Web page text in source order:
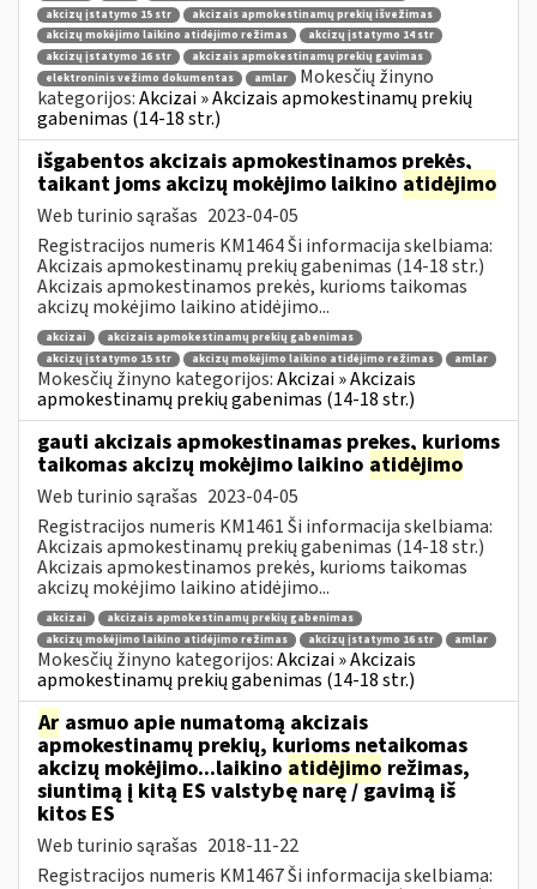
akcizų įstatymo 15 str
akcizais apmokestinamų prekių išvežimas
akcizų mokėjimo laikino atidėjimo režimas
akcizų įstatymo 14 str
akcizų įstatymo 16 str
akcizais apmokestinamų prekių gavimas
elektroninis vežimo dokumentas
amlar
Mokesčių žinyno
kategorijos:Akcizai » Akcizais apmokestinamų prekių
gabenimas (14-18 str.)
išgabentos akcizais apmokestinamos prekės,
taikant joms akcizų mokėjimo laikino atidėjimo
Web turinio sąrašas 2023-04-05
Registracijos numeris KM1464 Ši informacija skelbiama:
Akcizais apmokestinamų prekių gabenimas (14-18 str.)
Akcizais apmokestinamos prekės, kurioms taikomas
akcizų mokėjimo laikino atidėjimo...
akcizai
akcizais apmokestinamų prekių gabenimas
akcizų įstatymo 15 str
akcizų mokėjimo laikino atidėjimo režimas amlar
Mokesčių žinyno kategorijos:Akcizai » Akcizais
apmokestinamų prekių gabenimas (14-18 str.)
gauti akcizais apmokestinamas prekes, kurioms
taikomas akcizų mokėjimo laikino atidėjimo
Web turinio sąrašas 2023-04-05
Registracijos numeris KM1461 Ši informacija skelbiama:
Akcizais apmokestinamų prekių gabenimas (14-18 str.)
Akcizais apmokestinamos prekės, kurioms taikomas
akcizų mokėjimo laikino atidėjimo...
akcizai
akcizais apmokestinamų prekių gabenimas
akcizų mokėjimo laikino atidėjimo režimas
akcizų įstatymo 16 str amlar
Mokesčių žinyno kategorijos:Akcizai » Akcizais
apmokestinamų prekių gabenimas (14-18 str.)
Ar asmuo apie numatomą akcizais
apmokestinamų prekių, kurioms netaikomas
akcizų mokėjimo...laikino atidėjimo režimas,
siuntimą į kitą ES valstybę narę / gavimą iš
kitos ES
Web turinio sąrašas 2018-11-22
Registracijos numeris KM1467 Ši informacija skelbiama: